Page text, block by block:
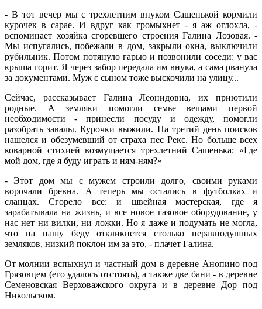
- В тот вечер мы с трехлетним внуком Сашенькой кормили
курочек в сарае. И вдруг как громыхнет - я аж оглохла, -
вспоминает хозяйка сгоревшего строения Галина Лозовая. -
Мы испугались, побежали в дом, закрыли окна, выключили
рубильник. Потом потянуло гарью и позвонили соседи: у вас
крыша горит. Я через забор передала им внука, а сама рванула
за документами. Муж с сыном тоже выскочили на улицу...
Сейчас, рассказывает Галина Леонидовна, их приютили
родные. А земляки помогли семье вещами первой
необходимости - принесли посуду и одежду, помогли
разобрать завалы. Курочки выжили. На третий день поисков
нашелся и обезумевший от страха пес Рекс. Но больше всех
коварной стихией возмущается трехлетний Сашенька: «Где
мой дом, где я буду играть и ням-ням?»
- Этот дом мы с мужем строили долго, своими руками
ворочали бревна. А теперь мы остались в футболках и
сланцах. Сгорело все: и швейная мастерская, где я
зарабатывала на жизнь, и все новое газовое оборудование, у
нас нет ни вилки, ни ложки. Но я даже и подумать не могла,
что на нашу беду откликнется столько неравнодушных
земляков, низкий поклон им за это, - плачет Галина.
От молнии вспыхнул и частный дом в деревне Анопино под
Грязовцем (его удалось отстоять), а также две бани - в деревне
Семеновская Верховажского округа и в деревне Дор под
Никольском.